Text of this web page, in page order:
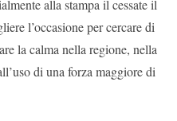
alla stampa il cessate il
l’occasione per cercare di
la calma nella regione, nella
di una forza maggiore di